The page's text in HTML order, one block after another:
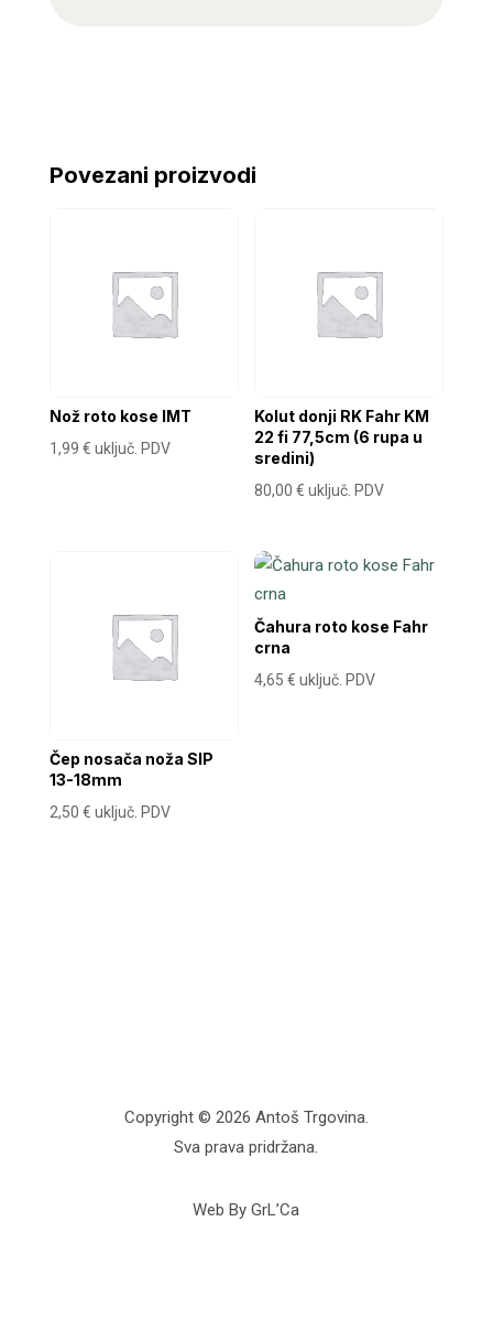
Povezani proizvodi
Nož roto kose IMT
1,99 € uključ. PDV
Kolut donji RK Fahr KM
22 fi 77,5cm (6 rupa u
sredini)
80,00€ uključ. PDV
Čep nosača noža SIP
13-18mm
2,50 € uključ. PDV
Čahura roto kose Fahr
crna
4,65€ uključ. PDV
Copyright © 2026 Antoš Trgovina.
Sva prava pridržana.
Web By GrL’Ca